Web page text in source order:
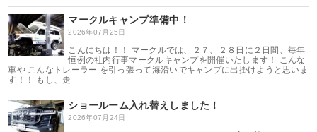
マークルキャンプ準備中！
2026年07月25日
こんにちは！！ マークルでは、２７、２８日に２日間、毎年
恒例の社内行事マークルキャンプを開催いたします！ こんな
車や こんなトレーラー を引っ張って海沿いでキャンプに出掛けようと思いま
す！！ もし、走
ショールーム入れ替えしました！
2026年07月24日